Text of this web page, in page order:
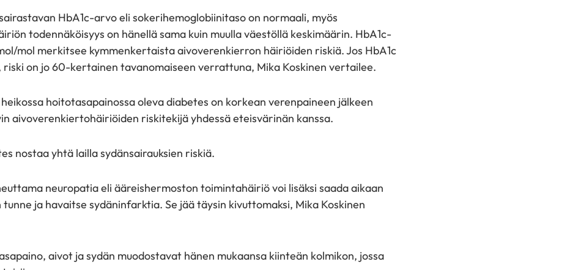
HbA1c-arvo eli sokerihemoglobiinitaso on normaali, myös
todennäköisyys on hänellä sama kuin muulla väestöllä keskimäärin. HbA1c-
mol merkitsee kymmenkertaista aivoverenkierron häiriöiden riskiä. Jos HbA1c
riski on jo 60-kertainen tavanomaiseen verrattuna, Mika Koskinen vertailee.
hoitotasapainossa oleva diabetes on korkean verenpaineen jälkeen
aivoverenkiertohäiriöiden riskitekijä yhdessä eteisvärinän kanssa.
nostaa yhtä lailla sydänsairauksien riskiä.
neuropatia eli ääreishermoston toimintahäiriö voi lisäksi saada aikaan
ja havaitse sydäninfarktia. Se jää täysin kivuttomaksi, Mika Koskinen
aivot ja sydän muodostavat hänen mukaansa kiinteän kolmikon, jossa